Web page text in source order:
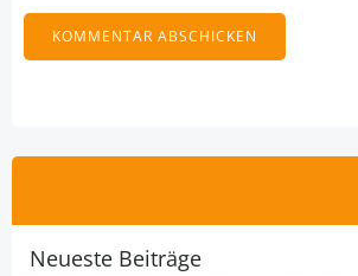
Neueste Beiträge